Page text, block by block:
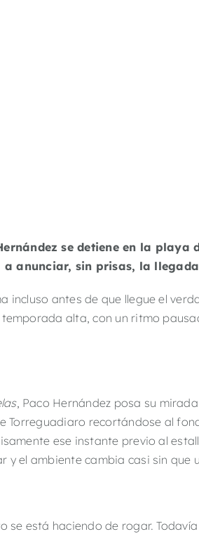
se detiene en la
a anunciar, sin prisas, la
incluso antes de que llegue el
alta, con un ritmo
, Paco Hernández posa su
Torreguadiaro recortándose al
ese instante previo al
el ambiente cambia casi sin que
se está haciendo de rogar.